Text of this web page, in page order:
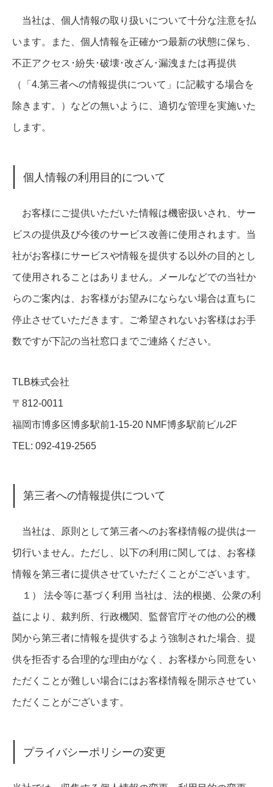
当社は、個人情報の取り扱いについて十分な注意を払
います。また、個人情報を正確かつ最新の状態に保ち、
不正アクセス･紛失･破壊･改ざん･漏洩または再提供
（「4.第三者への情報提供について」に記載する場合を
除きます。）などの無いように、適切な管理を実施いた
します。
個人情報の利用目的について
お客様にご提供いただいた情報は機密扱いされ、サー
ビスの提供及び今後のサービス改善に使用されます。当
社がお客様にサービスや情報を提供する以外の目的とし
て使用されることはありません。メールなどでの当社か
らのご案内は、お客様がお望みにならない場合は直ちに
停止させていただきます。ご希望されないお客様はお手
数ですが下記の当社窓口までご連絡ください。
TLB株式会社
〒812-0011
福岡市博多区博多駅前1-15-20 NMF博多駅前ビル2F
TEL: 092-419-2565
第三者への情報提供について
当社は、原則として第三者へのお客様情報の提供は一
切行いません。ただし、以下の利用に関しては、お客様
情報を第三者に提供させていただくことがございます。
１） 法令等に基づく利用 当社は、法的根拠、公衆の利
益により、裁判所、行政機関、監督官庁その他の公的機
関から第三者に情報を提供するよう強制された場合、提
供を拒否する合理的な理由がなく、お客様から同意をい
ただくことが難しい場合にはお客様情報を開示させてい
ただくことがございます。
プライバシーポリシーの変更